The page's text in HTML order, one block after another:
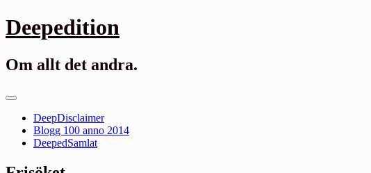
Gå
till
Deepedition
Om allt det andra.
Primär
DeepDisclaimer
Blogg 100 anno 2014
DeepedSamlat